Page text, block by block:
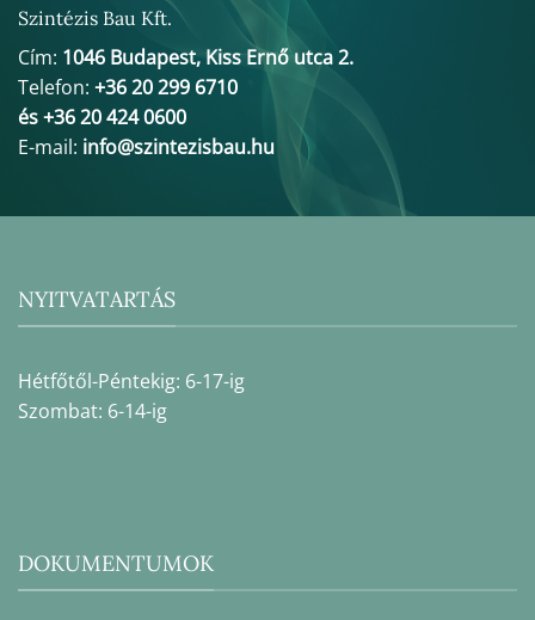
Szintézis Bau Kft.
Cím: 1046 Budapest, Kiss Ernő utca 2.
Telefon: +36 20 299 6710
és +36 20 424 0600
E-mail: info@szintezisbau.hu
NYITVATARTÁS
Hétfőtől-Péntekig: 6-17-ig
Szombat: 6-14-ig
DOKUMENTUMOK